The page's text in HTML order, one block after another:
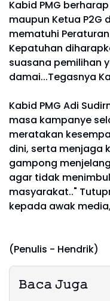
Kabid PMG
maupun Ketua
mematuhi
Kepatuhan
suasana pemilihan
damai...Tegasnya
Kabid PMG Adi
masa kampanye
meratakan
dini, serta menjaga
gampong
agar tidak
masyarakat.."
kepada awak
(Penulis - Hendrik)
𝙱𝚊𝚌𝚊 𝙹𝚞𝚐𝚊